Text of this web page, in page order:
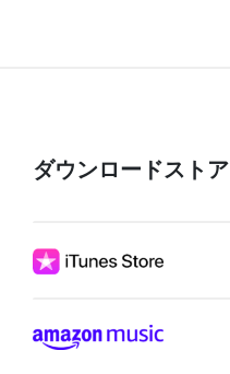
ダウンロードストア